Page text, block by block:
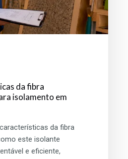
da fibra
isolamento em
da fibra
este isolante
e eficiente,